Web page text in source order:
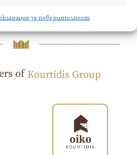
за поверителност
of Kourtidis Group